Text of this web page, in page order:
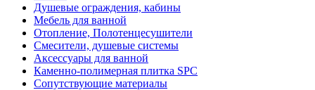
Душевые ограждения, кабины
Мебель для ванной
Отопление, Полотенцесушители
Смесители, душевые системы
Аксессуары для ванной
Каменно-полимерная плитка SPC
Сопутствующие материалы